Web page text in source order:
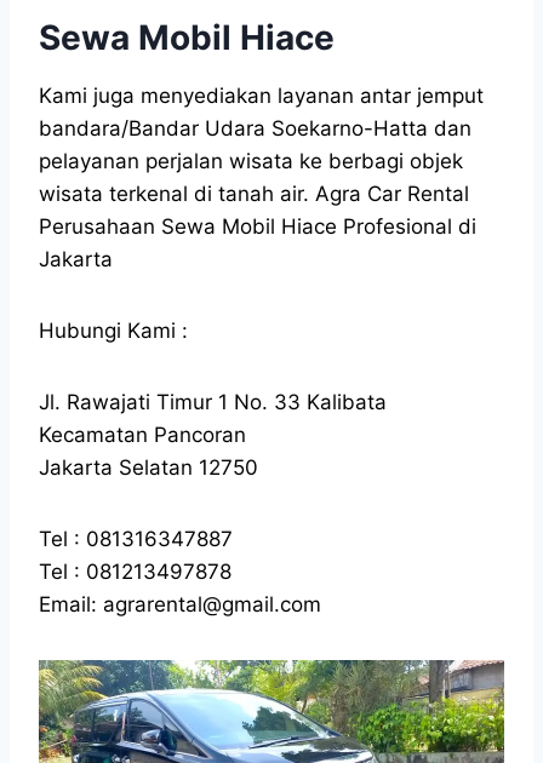
Sewa Mobil Hiace
Kami juga menyediakan layanan antar jemput
bandara/Bandar Udara Soekarno-Hatta dan
pelayanan perjalan wisata ke berbagi objek
wisata terkenal di tanah air. Agra Car Rental
Perusahaan Sewa Mobil Hiace Profesional di
Jakarta
Hubungi Kami :
Jl. Rawajati Timur 1 No. 33 Kalibata
Kecamatan Pancoran
Jakarta Selatan 12750
Tel : 081316347887
Tel : 081213497878
Email: agrarental@gmail.com